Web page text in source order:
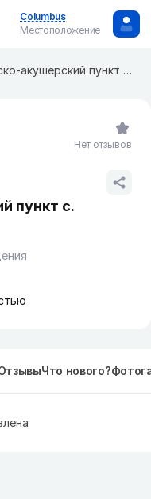
Columbus
Местоположение
Фельдшерско-акушерский пункт с. Шалкар
пункт с.
Нет отзывов
Что нового?